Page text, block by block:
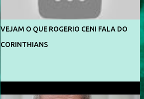
VEJAM O QUE ROGERIO CENI FALA DO
CORINTHIANS